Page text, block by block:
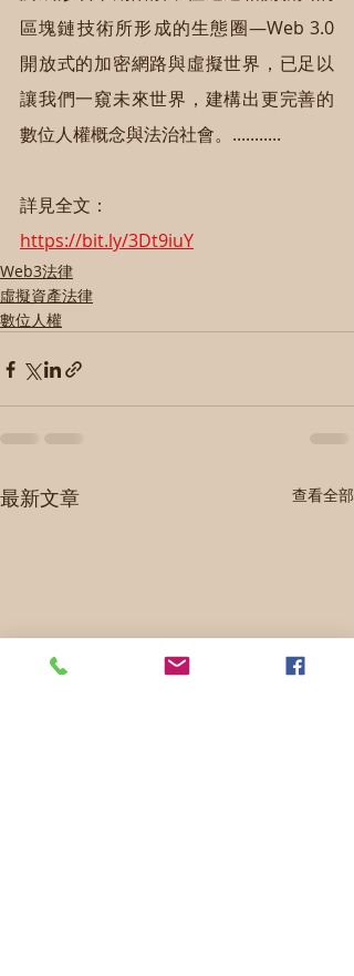
區塊鏈技術所形成的生態圈—Web 3.0
開放式的加密網路與虛擬世界，已足以
讓我們一窺未來世界，建構出更完善的
數位人權概念與法治社會。...........
詳見全文：
https://bit.ly/3Dt9iuY
Web3法律
虛擬資產法律
數位人權
最新文章 查看全部